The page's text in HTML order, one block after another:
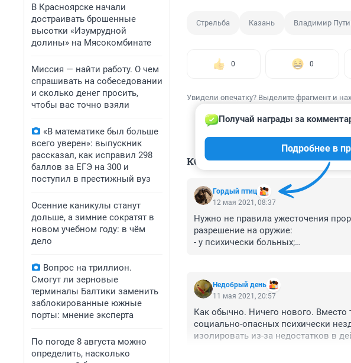
В Красноярске начали
достраивать брошенные
высотки «Изумрудной
долины» на Мясокомбинате
Миссия — найти работу. О чем
спрашивать на собеседовании
и сколько денег просить,
чтобы вас точно взяли
«В математике был больше
всего уверен»: выпускник
рассказал, как исправил 298
баллов за ЕГЭ на 300 и
поступил в престижный вуз
Осенние каникулы станут
дольше, а зимние сократят в
новом учебном году: в чём
дело
Вопрос на триллион.
Смогут ли зерновые
терминалы Балтики заменить
заблокированные южные
порты: мнение эксперта
По погоде 8 августа можно
определить, насколько
Стрельба Казань Владимир
0 0
Увидели опечатку? Выделите фрагмент и
КОММЕНТАРИИ 11
Гордый птиц
Получай награды за
Подробнее в
12 мая 2021, 08:37
Нужно не правила ужесточения
разрешение на оружие:
- у психически больных;
- у лиц, привлекавшихся к
Недобрый день
11 мая 2021, 20:57
Как обычно. Ничего нового. Вместо
социально-опасных психически
изолировать из-за недостатков в